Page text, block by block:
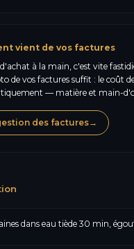
vient de vos factures
à la main, c'est vite
de vos factures suffit : le coût
— matière et main-
des factures→
dans eau tiède 30 min,